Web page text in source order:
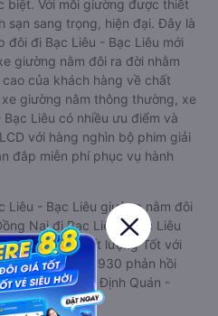
biệt. Với mỗi giường được thiết
sạn sang trọng, hiện đại. Đây là
đôi đi Bạc Liêu - Bạc Liêu mới
giường nằm đôi ra đời nhằm
của khách hàng về chất
giường nằm thông thường, xe
Liêu có nhiều ưu điểm và
với hàng nghìn bộ phim giải
đắp miễn phí phục vụ hành
Liêu - Bạc Liêu giường nằm đôi
Nai đi Bạc Liêu - Bạc Liêu
chung có chất lượng Tốt với
5 dựa trên 3930 phản hồi
- Bạc Liêu từ Định Quán -